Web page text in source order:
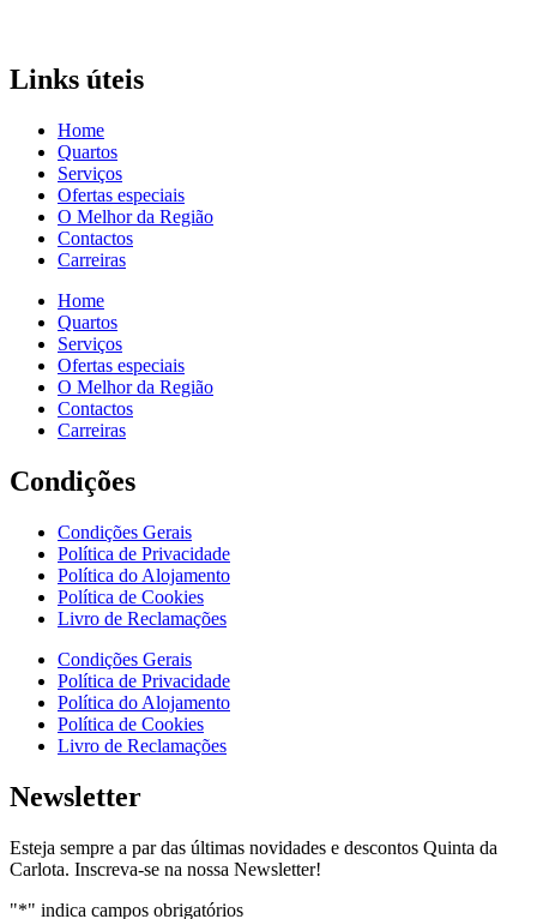
Links úteis
Home
Quartos
Serviços
Ofertas especiais
O Melhor da Região
Contactos
Carreiras
Home
Quartos
Serviços
Ofertas especiais
O Melhor da Região
Contactos
Carreiras
Condições
Condições Gerais
Política de Privacidade
Política do Alojamento
Política de Cookies
Livro de Reclamações
Condições Gerais
Política de Privacidade
Política do Alojamento
Política de Cookies
Livro de Reclamações
Newsletter
Esteja sempre a par das últimas novidades e descontos Quinta da
Carlota. Inscreva-se na nossa Newsletter!
"*" indica campos obrigatórios